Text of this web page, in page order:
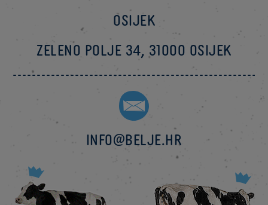
Osijek
Zeleno polje 34, 31000 Osijek
info@belje.hr